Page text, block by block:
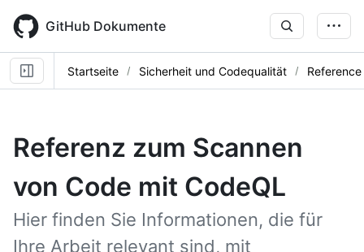
main
content
GitHub Dokumente
Startseite Sicherheit und Codequalität Reference
Referenz zum Scannen
von Code mit CodeQL
Hier finden Sie Informationen, die für
Ihre Arbeit relevant sind, mit